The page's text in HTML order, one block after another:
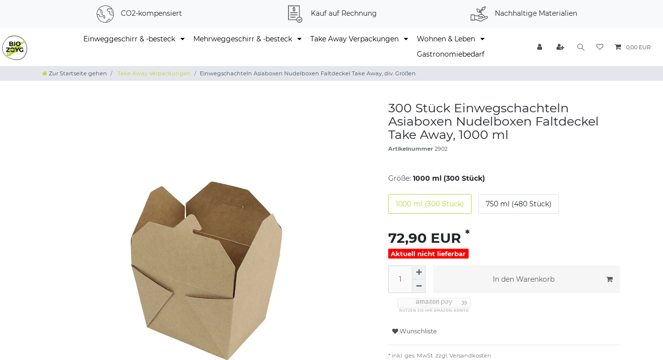
CO2-kompensiert Kauf auf Rechnung Nachhaltige Materialien
Einweggeschirr & -besteck Mehrweggeschirr & -besteck Take Away Verpackungen
Wohnen & Leben
Gastronomiebedarf
0,00 EUR
Zur Startseite gehen Take Away Verpackungen Einwegschachteln Asiaboxen Nudelboxen Faltdeckel Take Away, div. Größen
300 Stück Einwegschachteln
Asiaboxen Nudelboxen Faltdeckel
Take Away, 1000 ml
Artikelnummer 2902
Größe: 1000 ml (300 Stück)
1000 ml (300 Stück) 750 ml (480 Stück)
72,90 EUR *
Aktuell nicht lieferbar
In den Warenkorb
Wunschliste
* inkl. ges. MwSt. zzgl. Versandkosten